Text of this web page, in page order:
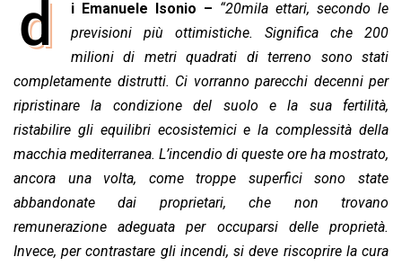
e
o
o
k
a
t
s
A
p
n
e
d
I
n
r
a
d
s
a
i
l
p
y
L
i
n
k
i
t
d i Emanuele Isonio – “20mila ettari, secondo le
previsioni più ottimistiche. Significa che 200
milioni di metri quadrati di terreno sono stati
completamente distrutti. Ci vorranno parecchi decenni per
ripristinare la condizione del suolo e la sua fertilità,
ristabilire gli equilibri ecosistemici e la complessità della
macchia mediterranea. L’incendio di queste ore ha mostrato,
ancora una volta, come troppe superfici sono state
abbandonate dai proprietari, che non trovano
remunerazione adeguata per occuparsi delle proprietà.
Invece, per contrastare gli incendi, si deve riscoprire la cura